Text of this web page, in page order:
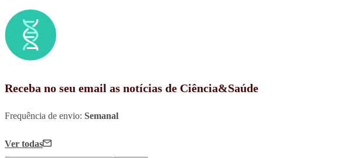
Receba no seu email as notícias de Ciência&Saúde
Frequência de envio: Semanal
Ver todas